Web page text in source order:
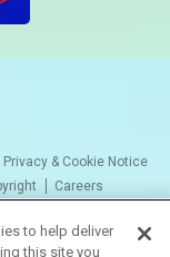
Privacy & Cookie Notice
Careers
reserved
to help deliver
this site you